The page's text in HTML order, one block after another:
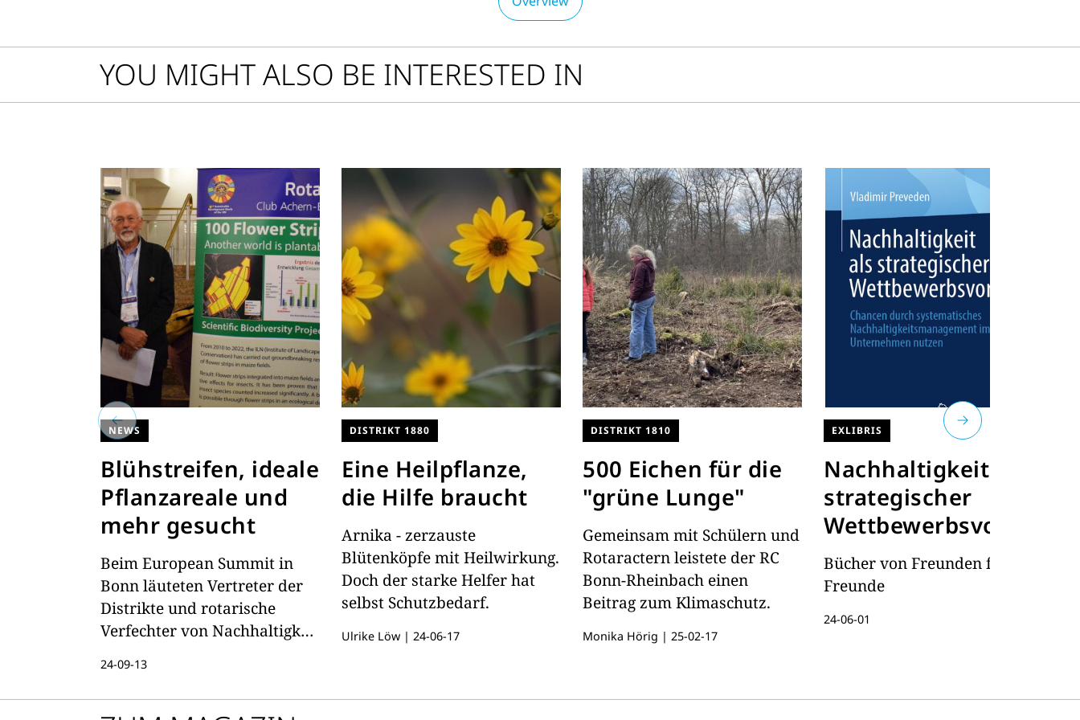
YOU MIGHT ALSO BE INTERESTED IN
NEWS
Blühstreifen, ideale
Pflanzareale und
mehr gesucht
Beim European Summit in
Bonn läuteten Vertreter der
Distrikte und rotarische
Verfechter von Nachhaltigkeit
Wettbewerbsphase ein.
Gesucht werden die
24-09-13
DISTRIKT 1880
Eine Heilpflanze,
die Hilfe braucht
Arnika - zerzauste
Blütenköpfe mit Heilwirkung.
Doch der starke Helfer hat
selbst Schutzbedarf.
Ulrike Löw | 24-06-17
DISTRIKT 1810
500 Eichen für die
"grüne Lunge"
Gemeinsam mit Schülern und
Rotaractern leistete der RC
Bonn-Rheinbach einen
Beitrag zum Klimaschutz.
Monika Hörig | 25-02-17
EXLIBRIS
Nachhaltigkeit als
strategischer
Wettbewerbsvorteil
Bücher von Freunden für
Freunde
24-06-01